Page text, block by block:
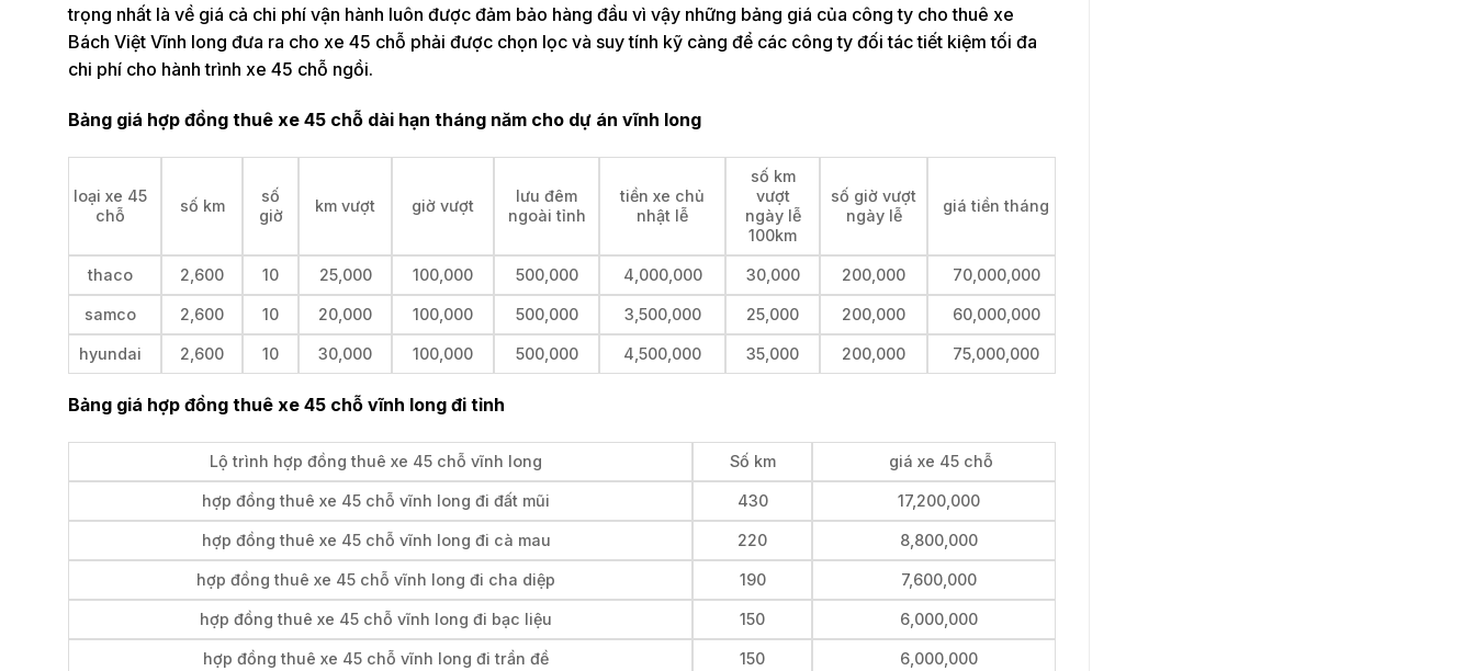
trọng nhất là về giá cả chi phí vận hành luôn được đảm bảo hàng đầu vì vậy những bảng giá của công ty cho thuê xe
Bách Việt Vĩnh long đưa ra cho xe 45 chỗ phải được chọn lọc và suy tính kỹ càng để các công ty đối tác tiết kiệm tối đa
chi phí cho hành trình xe 45 chỗ ngồi.
Bảng giá hợp đồng thuê xe 45 chỗ dài hạn tháng năm cho dự án vĩnh long
loại xe 45
chỗ
số km
số
giờ
km vượt giờ vượt
lưu đêm
ngoài tỉnh
tiền xe chủ
nhật lễ
số km
vượt
ngày lễ
100km
số giờ vượt
ngày lễ
giá tiền tháng
thaco 2,600 10 25,000 100,000 500,000 4,000,000 30,000 200,000 70,000,000
samco 2,600 10 20,000 100,000 500,000 3,500,000 25,000 200,000 60,000,000
hyundai 2,600 10 30,000 100,000 500,000 4,500,000 35,000 200,000 75,000,000
Bảng giá hợp đồng thuê xe 45 chỗ vĩnh long đi tỉnh
Lộ trình hợp đồng thuê xe 45 chỗ vĩnh long Số km giá xe 45 chỗ
hợp đồng thuê xe 45 chỗ vĩnh long đi đất mũi 430 17,200,000
hợp đồng thuê xe 45 chỗ vĩnh long đi cà mau 220 8,800,000
hợp đồng thuê xe 45 chỗ vĩnh long đi cha diệp 190 7,600,000
hợp đồng thuê xe 45 chỗ vĩnh long đi bạc liệu 150 6,000,000
hợp đồng thuê xe 45 chỗ vĩnh long đi trần đề 150 6,000,000